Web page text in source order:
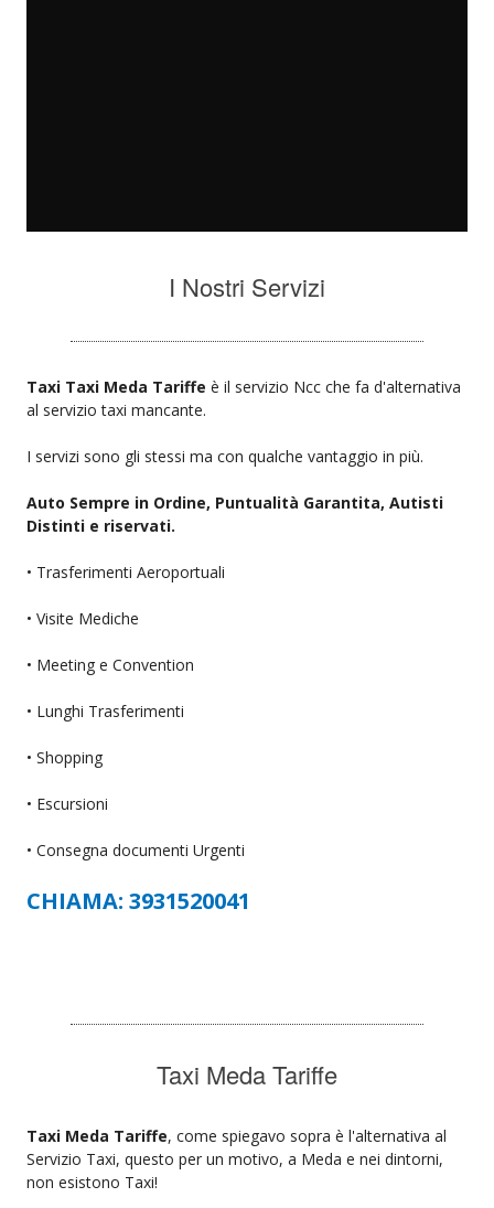
I Nostri Servizi
Taxi Taxi Meda Tariffe è il servizio Ncc che fa d'alternativa
al servizio taxi mancante.
I servizi sono gli stessi ma con qualche vantaggio in più.
Auto Sempre in Ordine, Puntualità Garantita, Autisti
Distinti e riservati.
• Trasferimenti Aeroportuali
• Visite Mediche
• Meeting e Convention
• Lunghi Trasferimenti
• Shopping
• Escursioni
• Consegna documenti Urgenti
CHIAMA: 3931520041
Taxi Meda Tariffe
Taxi Meda Tariffe, come spiegavo sopra è l'alternativa al
Servizio Taxi, questo per un motivo, a Meda e nei dintorni,
non esistono Taxi!